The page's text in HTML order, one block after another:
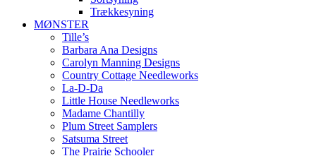
Trækkesyning
MØNSTER
Tille’s
Barbara Ana Designs
Carolyn Manning Designs
Country Cottage Needleworks
La-D-Da
Little House Needleworks
Madame Chantilly
Plum Street Samplers
Satsuma Street
The Prairie Schooler